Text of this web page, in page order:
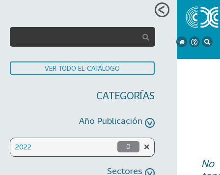
VER TODO EL CATÁLOGO
CATEGORÍAS
Año Publicación
2022 0
Sectores
No